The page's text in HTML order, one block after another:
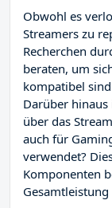
Obwohl es
Streamers zu
Recherchen
beraten, um
kompatibel
Darüber
über das
auch für
verwendet?
Komponenten